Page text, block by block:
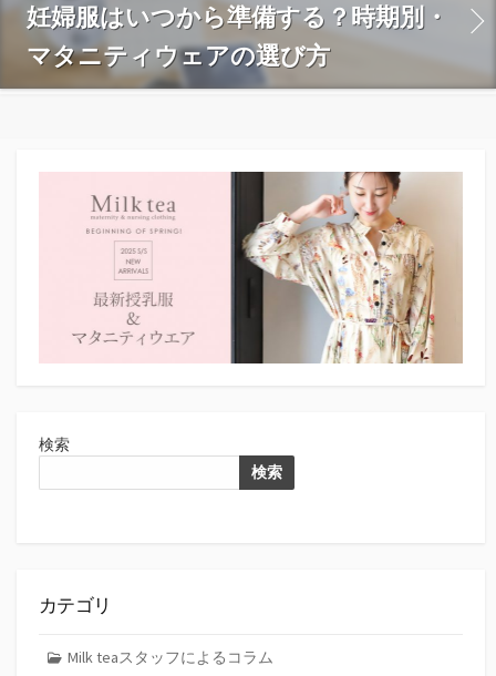
妊婦服はいつから準備する？時期別・
マタニティウェアの選び方
検索
検索
カテゴリ
Milk teaスタッフによるコラム